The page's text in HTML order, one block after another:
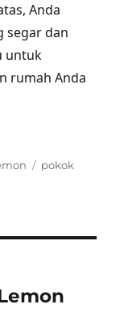
Anda
segar dan
untuk
rumah Anda
Tags
pokok